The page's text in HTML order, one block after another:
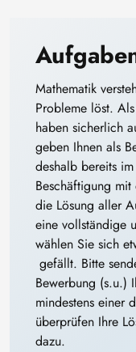
Mathematik
Probleme löst.
haben sicherlich
geben Ihnen als
deshalb bereits
Beschäftigung
die Lösung aller
eine vollständige
wählen Sie sich
gefällt. Bitte
Bewerbung (s.u.)
mindestens einer
überprüfen Ihre
dazu.